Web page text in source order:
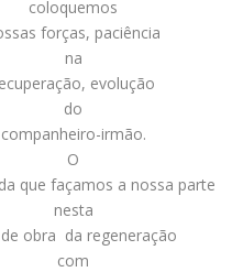
coloquemos
forças, paciência
na
evolução
do
companheiro-irmão.
O
que façamos a nossa parte
nesta
obra da regeneração
com